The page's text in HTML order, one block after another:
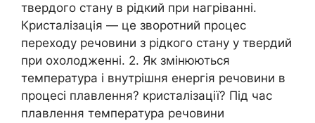
твердого стану в рідкий при нагріванні.
Кристалізація — це зворотний процес
переходу речовини з рідкого стану у твердий
при охолодженні. 2. Як змінюються
температура і внутрішня енергія речовини в
процесі плавлення? кристалізації? Під час
плавлення температура речовини